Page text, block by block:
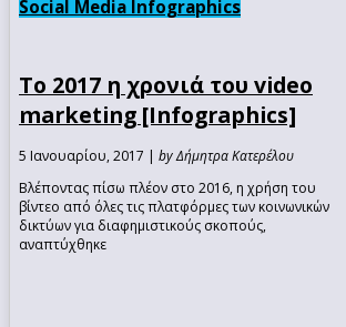
Social Media Infographics
Το 2017 η χρονιά του video
marketing [Infographics]
5 Ιανουαρίου, 2017 | by Δήμητρα Κατερέλου
Βλέποντας πίσω πλέον στο 2016, η χρήση του
βίντεο από όλες τις πλατφόρμες των κοινωνικών
δικτύων για διαφημιστικούς σκοπούς,
αναπτύχθηκε